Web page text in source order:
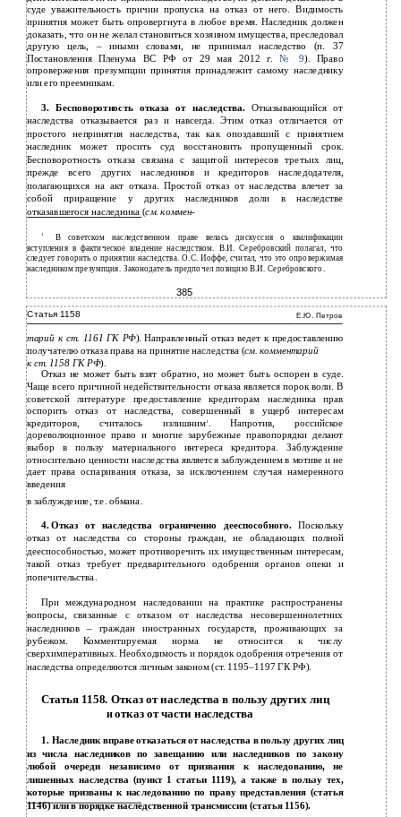
суде уважительность причин пропуска на отказ от него. Видимость
принятия может быть опровергнута в любое время. Наследник должен
доказать, что он не желал становиться хозяином имущества, преследовал
другую цель, – иными словами, не принимал наследство (п. 37
Постановления Пленума ВС РФ от 29 мая 2012 г. № 9). Право
опровержения презумпции принятия принадлежит самому наследнику
или его преемникам.
3. Бесповоротность отказа от наследства. Отказывающийся от
наследства отказывается раз и навсегда. Этим отказ отличается от
простого непринятия наследства, так как опоздавший с принятием
наследник может просить суд восстановить пропущенный срок.
Бесповоротность отказа связана с защитой интересов третьих лиц,
прежде всего других наследников и кредиторов наследодателя,
полагающихся на акт отказа. Простой отказ от наследства влечет за
собой приращение у других наследников доли в наследстве
отказавшегося наследника (см. коммен-
1
В советском наследственном праве велась дискуссия о квалификации
вступления в фактическое владение наследством. В.И. Серебровский полагал, что
следует говорить о принятии наследства. О.С. Иоффе, считал, что это опровержимая
наследником презумпция. Законодатель предпочел позицию В.И. Серебровского.
385
Статья 1158 Е.Ю. Петров
тарий к ст. 1161ГК РФ). Направленный отказ ведет к предоставлению
получателю отказа права на принятие наследства (см. комментарий
к ст. 1158 ГК РФ).
Отказ не может быть взят обратно, но может быть оспорен в суде.
Чаще всего причиной недействительности отказа является порок воли. В
советской литературе предоставление кредиторам наследника прав
оспорить отказ от наследства, совершенный в ущерб интересам
кредиторов, считалось излишним1. Напротив, российское
дореволюционное право и многие зарубежные правопорядки делают
выбор в пользу материального интереса кредитора. Заблуждение
относительно ценности наследства является заблуждением в мотиве и не
дает права оспаривания отказа, за исключением случая намеренного
введения
в заблуждение, т.е. обмана.
4.Отказ от наследства ограниченно дееспособного.Поскольку
отказ от наследства со стороны граждан, не обладающих полной
дееспособностью, может противоречить их имущественным интересам,
такой отказ требует предварительного одобрения органов опеки и
попечительства.
При международном наследовании на практике распространены
вопросы, связанные с отказом от наследства несовершеннолетних
наследников – граждан иностранных государств, проживающих за
рубежом. Комментируемая норма не относится к числу
сверхимперативных. Необходимость и порядок одобрения отречения от
наследства определяются личным законом (ст. 1195–1197 ГК РФ).
Статья 1158. Отказ от наследства в пользу других лиц
иотказ от части наследства
1. Наследник вправе отказаться от наследства в пользу других лиц
из числа наследников по завещанию или наследников по закону
любой очереди независимо от призвания к наследованию, не
лишенных наследства (пункт 1 статьи 1119), а также в пользу тех,
которые призваны к наследованию по праву представления (статья
1146) или в порядке наследственной трансмиссии (статья 1156).